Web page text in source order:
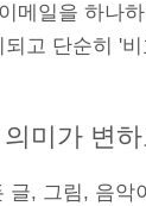
메일을 하나
되고 단순히 '
미가 변
글, 그림, 음악